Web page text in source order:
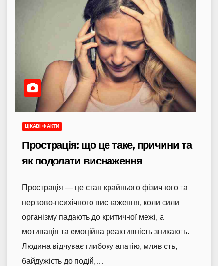
ЦІКАВІ ФАКТИ
Прострація: що це таке, причини та
як подолати виснаження
Прострація — це стан крайнього фізичного та
нервово-психічного виснаження, коли сили
організму падають до критичної межі, а
мотивація та емоційна реактивність зникають.
Людина відчуває глибоку апатію, млявість,
байдужість до подій,…